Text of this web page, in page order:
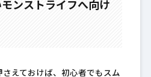
ンストライフへ向け
えておけば、初心者でもスム